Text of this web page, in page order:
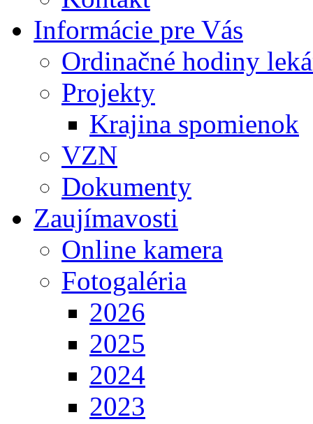
Informácie pre Vás
Ordinačné hodiny
Projekty
Krajina spomienok
VZN
Dokumenty
Zaujímavosti
Online kamera
Fotogaléria
2026
2025
2024
2023